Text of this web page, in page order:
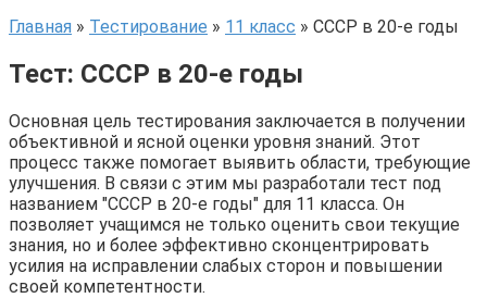
Главная » Тестирование » 11 класс » СССР в 20-е годы
Тест: СССР в 20-е годы
Основная цель тестирования заключается в получении
объективной и ясной оценки уровня знаний. Этот
процесс также помогает выявить области, требующие
улучшения. В связи с этим мы разработали тест под
названием "СССР в 20-е годы" для 11 класса. Он
позволяет учащимся не только оценить свои текущие
знания, но и более эффективно сконцентрировать
усилия на исправлении слабых сторон и повышении
своей компетентности.